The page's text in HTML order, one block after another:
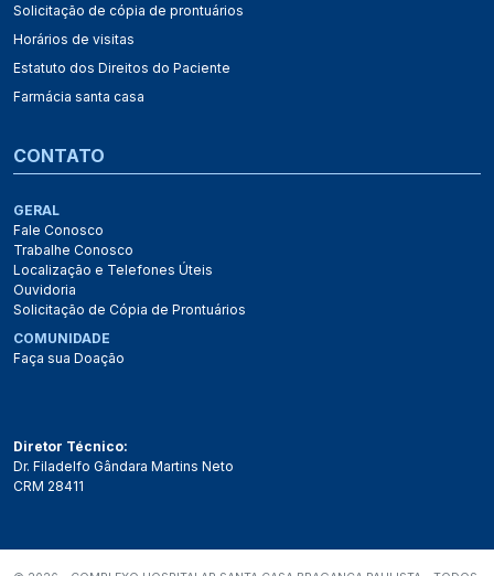
Solicitação de cópia de prontuários
Horários de visitas
Estatuto dos Direitos do Paciente
Farmácia santa casa
CONTATO
GERAL
Fale Conosco
Trabalhe Conosco
Localização e Telefones Úteis
Ouvidoria
Solicitação de Cópia de Prontuários
COMUNIDADE
Faça sua Doação
Diretor Técnico:
Dr. Filadelfo Gândara Martins Neto
CRM 28411